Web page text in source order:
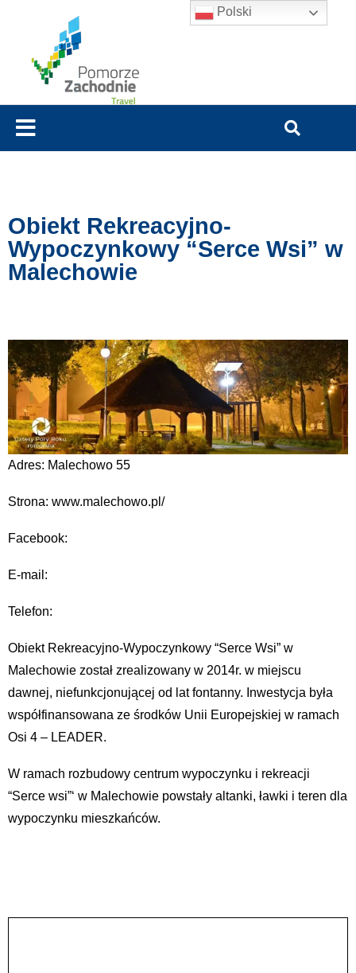
Obiekt Rekreacyjno-
Wypoczynkowy “Serce Wsi” w
Malechowie
Adres: Malechowo 55
Strona: www.malechowo.pl/
Facebook:
E-mail:
Telefon:
Obiekt Rekreacyjno-Wypoczynkowy “Serce Wsi” w
Malechowie został zrealizowany w 2014r. w miejscu
dawnej, niefunkcjonującej od lat fontanny. Inwestycja była
współfinansowana ze środków Unii Europejskiej w ramach
Osi 4 – LEADER.
W ramach rozbudowy centrum wypoczynku i rekreacji
“Serce wsi”‘ w Malechowie powstały altanki, ławki i teren dla
wypoczynku mieszkańców.
Polski